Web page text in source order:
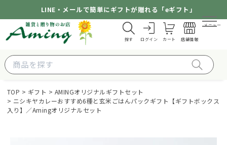
LINE・メールで簡単にギフトが贈れる「eギフト」
探す ログイン カート 店舗情報
メニュー
TOP ギフト
AMINGオリジナルギフトセット
ニシキヤカレーおすすめ6種と玄米ごはんパックギフト【ギフトボックス
入り】／Amingオリジナルセット